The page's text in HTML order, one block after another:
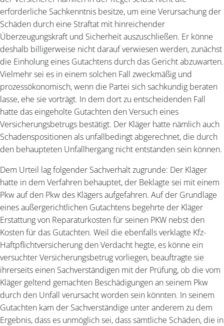
erforderliche Sachkenntnis besitze, um eine Verursachung der
Schäden durch eine Straftat mit hinreichender
Überzeugungskraft und Sicherheit auszuschließen. Er könne
deshalb billigerweise nicht darauf verwiesen werden, zunächst
die Einholung eines Gutachtens durch das Gericht abzuwarten.
Vielmehr sei es in einem solchen Fall zweckmäßig und
prozessökonomisch, wenn die Partei sich sachkundig beraten
lasse, ehe sie vorträgt. In dem dort zu entscheidenden Fall
hatte das eingeholte Gutachten den Versuch eines
Versicherungsbetrugs bestätigt. Der Kläger hatte nämlich auch
Schadenspositionen als unfallbedingt abgerechnet, die durch
den behaupteten Unfallhergang nicht entstanden sein können.
Dem Urteil lag folgender Sachverhalt zugrunde: Der Kläger
hatte in dem Verfahren behauptet, der Beklagte sei mit einem
Pkw auf den Pkw des Klägers aufgefahren. Auf der Grundlage
eines außergerichtlichen Gutachtens begehrte der Kläger
Erstattung von Reparaturkosten für seinen PKW nebst den
Kosten für das Gutachten. Weil die ebenfalls verklagte Kfz-
Haftpflichtversicherung den Verdacht hegte, es könne ein
versuchter Versicherungsbetrug vorliegen, beauftragte sie
ihrerseits einen Sachverständigen mit der Prüfung, ob die vom
Kläger geltend gemachten Beschädigungen an seinem Pkw
durch den Unfall verursacht worden sein könnten. In seinem
Gutachten kam der Sachverständige unter anderem zu dem
Ergebnis, dass es unmöglich sei, dass sämtliche Schäden, die in